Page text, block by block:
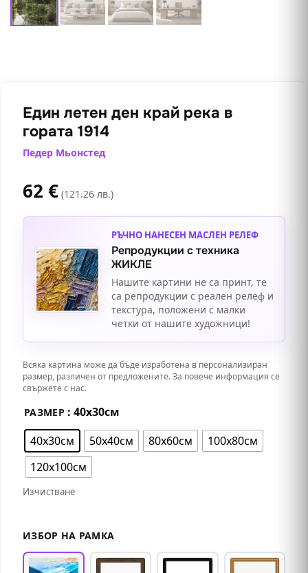
Един летен ден край река в
гората 1914
Педер Мьонстед
62 € (121.26 лв.)
РЪЧНО НАНЕСЕН МАСЛЕН РЕЛЕФ
Репродукции с техника
ЖИКЛЕ
Нашите картини не са принт, те
са репродукции с реален релеф и
текстура, положени с малки
четки от нашите художници!
Всяка картина може да бъде изработена в персонализиран
размер, различен от предложените. За повече информация се
свържете с нас.
РАЗМЕР : 40х30см
40х30см
50х40см 80х60см
100х80см
120х100см
Изчистване
ИЗБОР НА РАМКА